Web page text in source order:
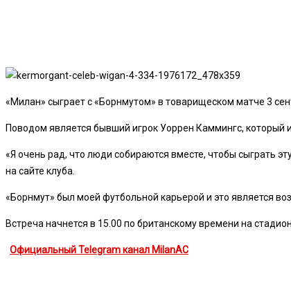
«Милан» сыграет с «Борнмутом» в товарищеском матче 3
Поводом является бывший игрок Уоррен Каммингс, который
«Я очень рад, что люди собираются вместе, чтобы сыграть
на сайте клуба.
«Борнмут» был моей футбольной карьерой и это является
Встреча начнется в 15.00 по британскому времени на
Официальный Telegram канал MilanAC